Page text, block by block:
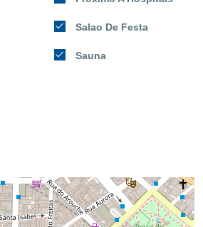
Salao De Festa
Sauna